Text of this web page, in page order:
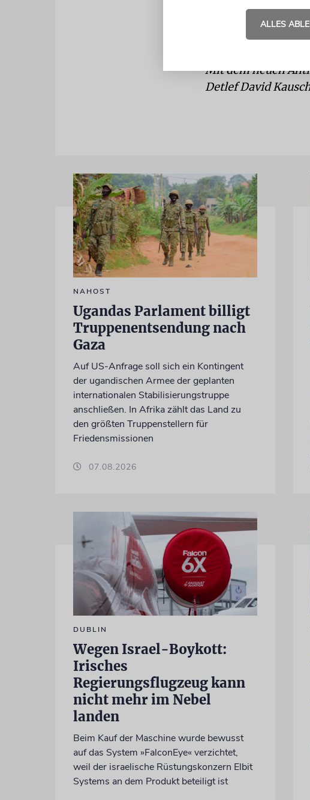
gegenüber dem
judenfeindlicher
Mit dem neuen
Detlef David
NAHOST
Ugandas Parlament billigt
Truppenentsendung nach
Gaza
Auf US-Anfrage soll sich ein Kontingent
der ugandischen Armee der geplanten
internationalen Stabilisierungstruppe
anschließen. In Afrika zählt das Land zu
den größten Truppenstellern für
Friedensmissionen
07.08.2026
DUBLIN
Wegen Israel-Boykott:
Irisches
Regierungsflugzeug kann
nicht mehr im Nebel
landen
Beim Kauf der Maschine wurde bewusst
auf das System »FalconEye« verzichtet,
weil der israelische Rüstungskonzern Elbit
Systems an dem Produkt beteiligt ist
ALLES